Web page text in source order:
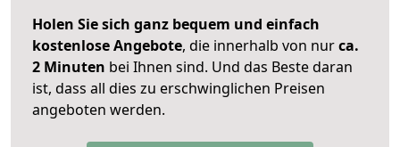
Holen Sie sich ganz bequem und einfach
kostenlose Angebote, die innerhalb von nurca.
2 Minuten bei Ihnen sind. Und das Beste daran
ist, dass all dies zu erschwinglichen Preisen
angeboten werden.